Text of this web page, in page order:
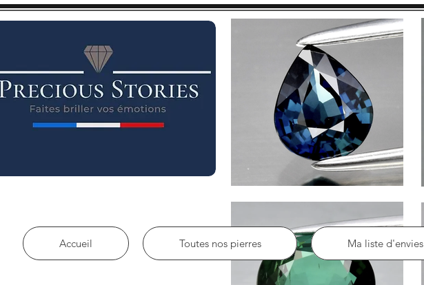
Accueil Toutes nos pierres Ma liste d'envies